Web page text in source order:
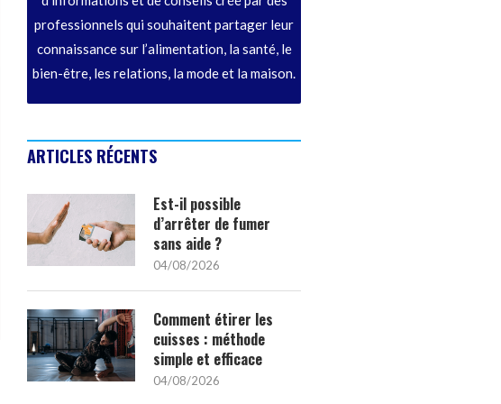
professionnels qui souhaitent partager leur
connaissance sur l’alimentation, la santé, le
bien-être, les relations, la mode et la maison.
ARTICLES RÉCENTS
Est-il possible
d’arrêter de fumer
sans aide ?
04/08/2026
Comment étirer les
cuisses : méthode
simple et efficace
04/08/2026